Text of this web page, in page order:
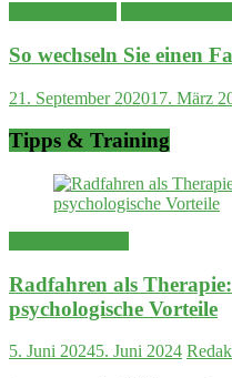
So wechseln Sie einen
21. September 202017. März
Tipps & Training
Radfahren als
psychologische Vorteile
5. Juni 20245. Juni 2024